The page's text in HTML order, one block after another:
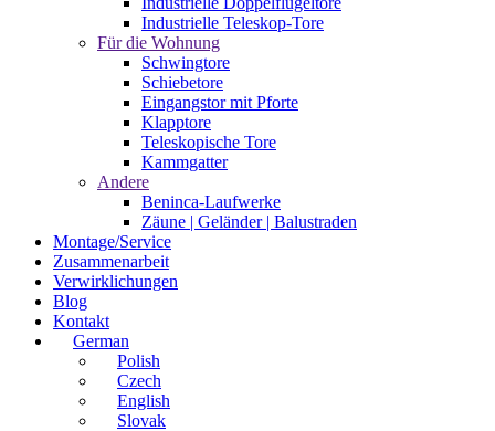
Industrielle Teleskop-Tore
Für die Wohnung
Schwingtore
Schiebetore
Eingangstor mit Pforte
Klapptore
Teleskopische Tore
Kammgatter
Andere
Beninca-Laufwerke
Zäune | Geländer | Balustraden
Montage/Service
Zusammenarbeit
Verwirklichungen
Blog
Kontakt
German
Polish
Czech
English
Slovak